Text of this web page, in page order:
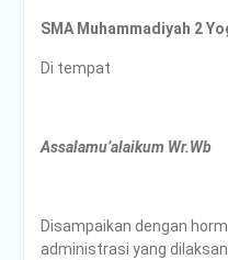
SMA Muhammadiyah 2
Di tempat
Assalamu’alaikum Wr.Wb
Disampaikan dengan
administrasi yang